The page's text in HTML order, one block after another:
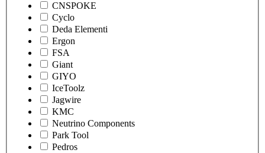
CNSPOKE
Cyclo
Deda Elementi
Ergon
FSA
Giant
GIYO
IceToolz
Jagwire
KMC
Neutrino Components
Park Tool
Pedros